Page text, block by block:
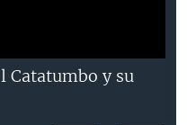
Catatumbo y su